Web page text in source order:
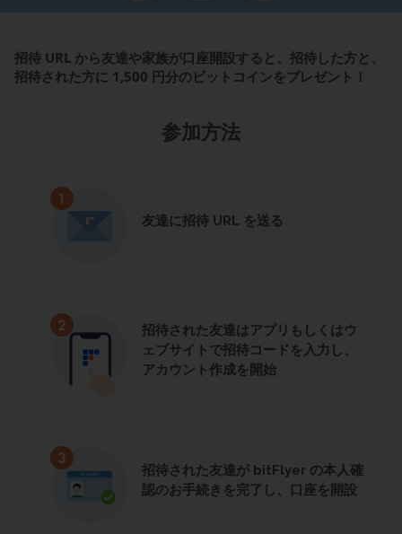
招待 URL から友達や家族が口座開設すると、招待した方と、
招待された方に 1,500 円分のビットコインをプレゼント！
参加方法
友達に招待 URL を送る
招待された友達はアプリもしくはウ
ェブサイトで招待コードを入力し、
アカウント作成を開始
招待された友達が bitFlyer の本人確
認のお手続きを完了し、口座を開設